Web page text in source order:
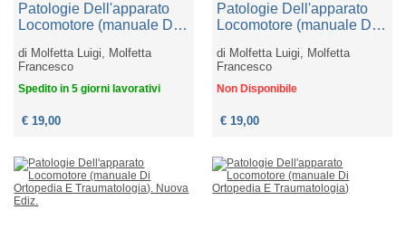
Patologie Dell'apparato
Locomotore (manuale Di
Traumatologia)
di Molfetta Luigi, Molfetta
Francesco
Spedito in 5 giorni lavorativi
€ 19,00
Patologie Dell'apparato
Locomotore (manuale Di
Traumatologia)
di Molfetta Luigi, Molfetta
Francesco
Non Disponibile
€ 19,00